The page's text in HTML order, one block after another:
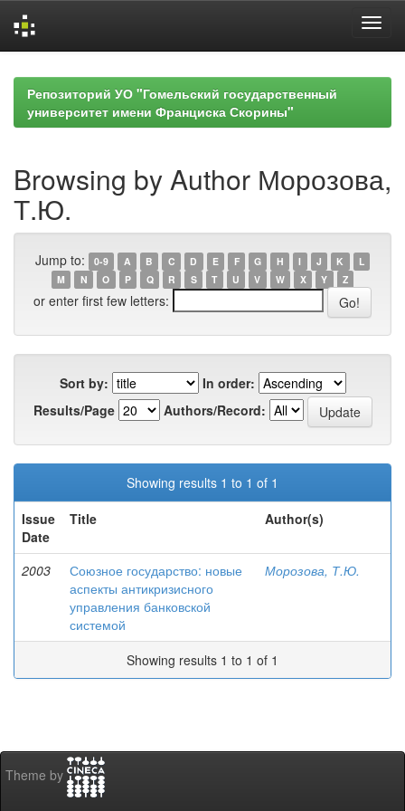
navigationРепозиторий УО "Гомельский государственный
университет имени Франциска Скорины"
Browsing by Author Морозова,
Т.Ю.
Jump to: 0-9 A B C D E F G H I J K
L
M
N O P Q R S T U V W X Y Z
or enter first few letters:
Sort by:
In order:
Results/Page
Authors/Record:
Showing results 1 to 1 of 1
Issue
Date
Title Author(s)
2003
Союзное государство: новые
аспекты антикризисного
управления банковской
системой
Морозова, Т.Ю.
Showing results 1 to 1 of 1
Theme by